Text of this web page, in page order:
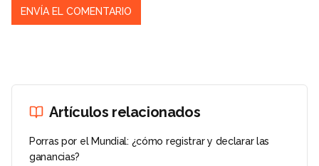
Artículos relacionados
Porras por el Mundial: ¿cómo registrar y declarar las
ganancias?